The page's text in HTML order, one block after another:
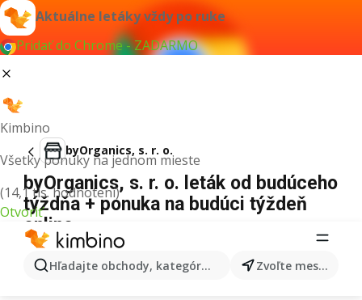
Aktuálne letáky vždy po ruke
Pridať do Chrome - ZADARMO
Kimbino
Všetky ponuky na jednom mieste
(14,1 tis. hodnotení)
Otvoriť
Hľadajte obchody, kategórie, produkty... Zvoľte mesto
byOrganics, s. r. o.
byOrganics, s. r. o. leták od budúceho
týždňa + ponuka na budúci týždeň
online